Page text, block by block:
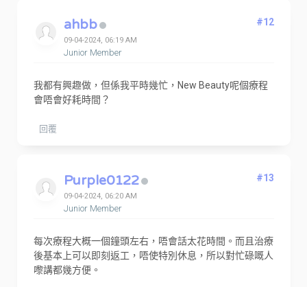
ahbb
09-04-2024, 06:19 AM
Junior Member
#12
我都有興趣做，但係我平時幾忙，New Beauty呢個療程
會唔會好耗時間？
回覆
Purple0122
09-04-2024, 06:20 AM
Junior Member
#13
每次療程大概一個鐘頭左右，唔會話太花時間。而且治療
後基本上可以即刻返工，唔使特別休息，所以對忙碌嘅人
嚟講都幾方便。